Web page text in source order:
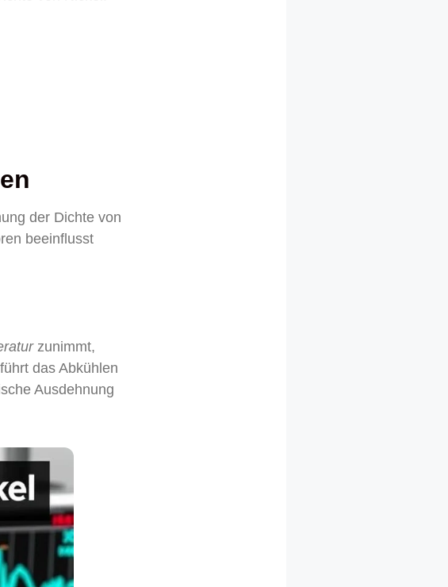
der Dichte von
beeinflusst
zunimmt,
das Abkühlen
Ausdehnung